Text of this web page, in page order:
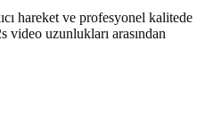
hareket ve profesyonel kalitede
video uzunlukları arasından